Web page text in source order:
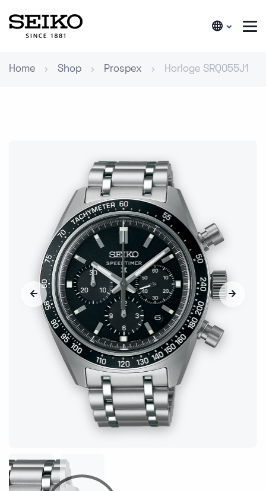
Home Shop Prospex Horloge SRQ055J1